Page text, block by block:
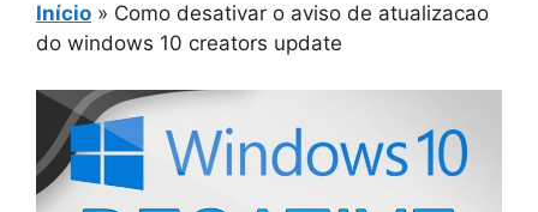
Início » Como desativar o aviso de atualizacao
do windows 10 creators update